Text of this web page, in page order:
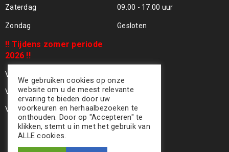
Zaterdag 09.00 - 17.00 uur
Zondag Gesloten
!! Tijdens zomer periode
2026 !!
Vrijdag 24 Juli - Gesloten !!
Vrijdag 31 Juli - Gesloten !!
Vrijdag 07 Aug - Gesloten !!
We gebruiken cookies op onze
website om u de meest relevante
ervaring te bieden door uw
voorkeuren en herhaalbezoeken te
onthouden. Door op "Accepteren" te
klikken, stemt u in met het gebruik van
ALLE cookies.